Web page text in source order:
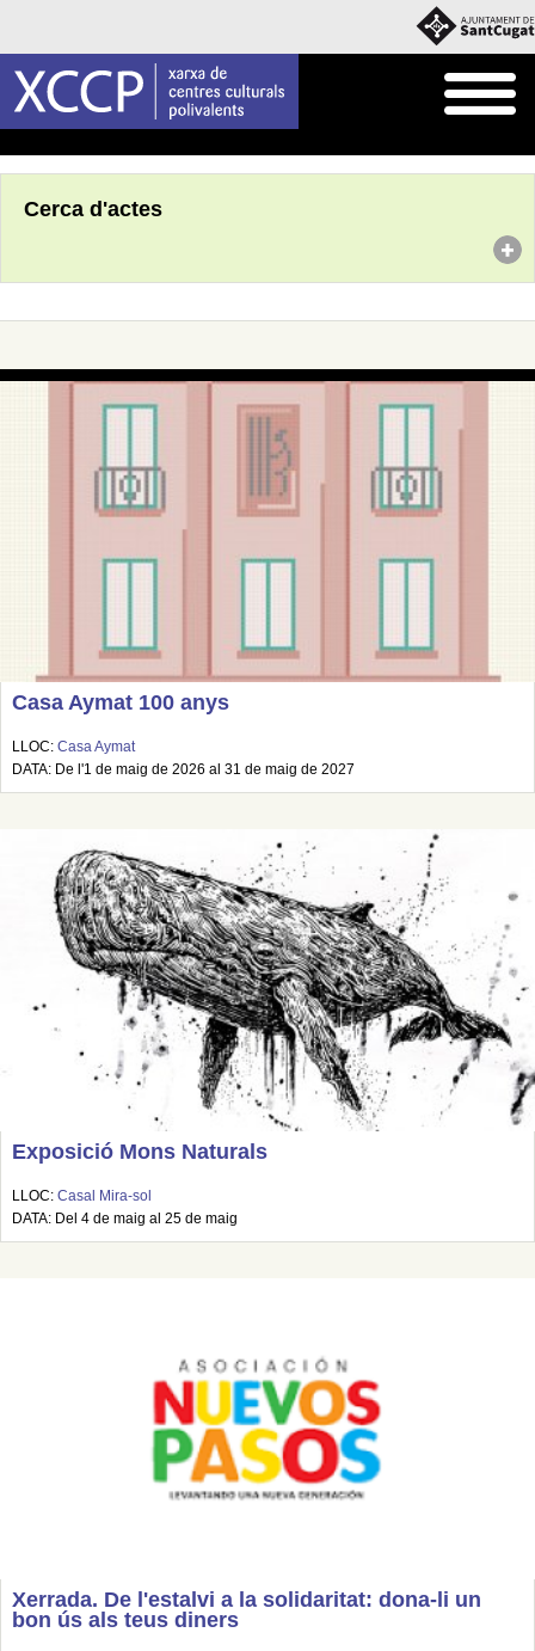
Cerca d'actes
Casa Aymat 100 anys
LLOC: Casa Aymat
DATA: De l'1 de maig de 2026 al 31 de maig de 2027
Exposició Mons Naturals
LLOC: Casal Mira-sol
DATA: Del 4 de maig al 25 de maig
Xerrada. De l'estalvi a la solidaritat: dona-li un
bon ús als teus diners